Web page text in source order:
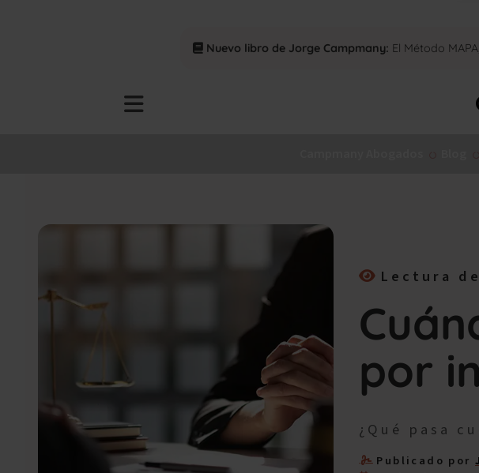
Nuevo libro de Jorge Campmany: El Método
Lectura
por
¿Qué pasa
Publicado por